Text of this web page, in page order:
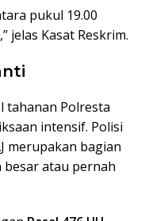
pukul 19.00
jelas Kasat Reskrim.
tahanan Polresta
intensif. Polisi
merupakan bagian
atau pernah